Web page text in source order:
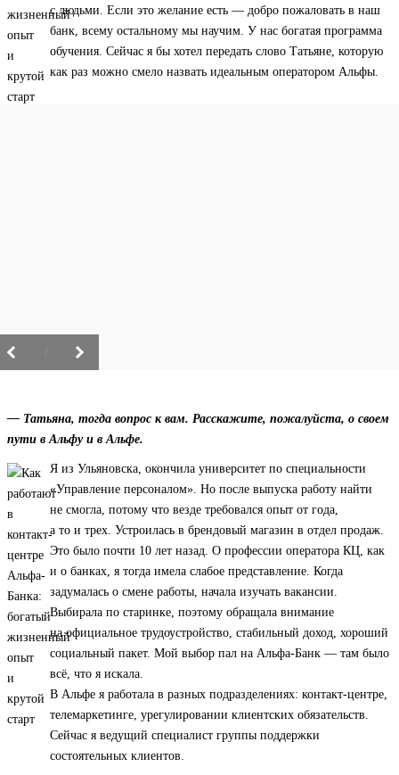
с людьми. Если это желание есть — добро пожаловать в наш
банк, всему остальному мы научим. У нас богатая программа
обучения. Сейчас я бы хотел передать слово Татьяне, которую
как раз можно смело назвать идеальным оператором Альфы.
— Татьяна, тогда вопрос к вам. Расскажите, пожалуйста, о своем
пути в Альфу и в Альфе.
Я из Ульяновска, окончила университет по специальности
«Управление персоналом». Но после выпуска работу найти
не смогла, потому что везде требовался опыт от года,
а то и трех. Устроилась в брендовый магазин в отдел продаж.
Это было почти 10 лет назад. О профессии оператора КЦ, как
и о банках, я тогда имела слабое представление. Когда
задумалась о смене работы, начала изучать вакансии.
Выбирала по старинке, поэтому обращала внимание
на официальное трудоустройство, стабильный доход, хороший
социальный пакет. Мой выбор пал на Альфа-Банк — там было
всё, что я искала.
В Альфе я работала в разных подразделениях: контакт-центре,
телемаркетинге, урегулировании клиентских обязательств.
Сейчас я ведущий специалист группы поддержки
состоятельных клиентов.